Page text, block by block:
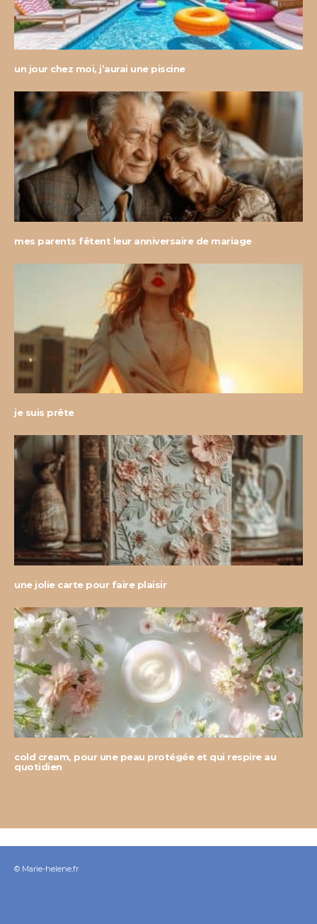
un jour chez moi, j’aurai une piscine
mes parents fêtent leur anniversaire de mariage
je suis prête
une jolie carte pour faire plaisir
cold cream, pour une peau protégée et qui respire au
quotidien
© Marie-helene.fr